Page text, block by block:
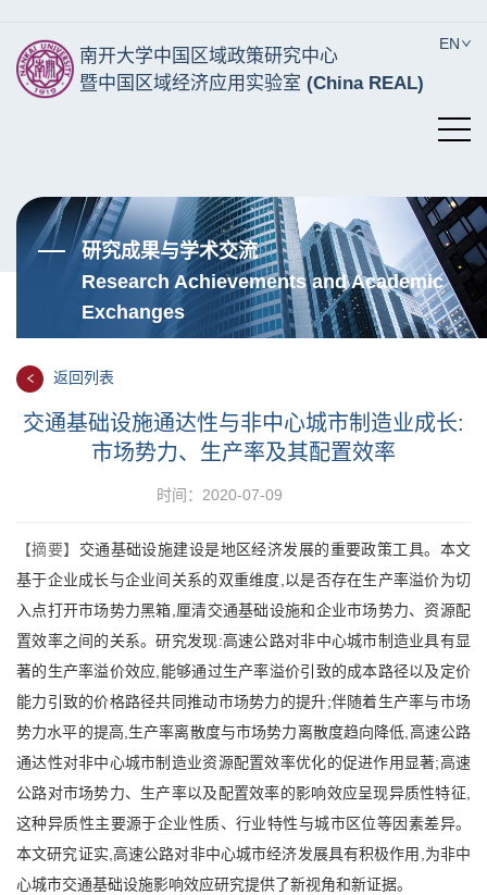
EN
南开大学中国区域政策研究中心
暨中国区域经济应用实验室(China REAL)
研究成果与学术交流
Research Achievements and Academic
Exchanges
返回列表
交通基础设施通达性与非中心城市制造业成长:
市场势力、生产率及其配置效率
时间：2020-07-09
【摘要】 交通基础设施建设是地区经济发展的重要政策工具。本文
基于企业成长与企业间关系的双重维度,以是否存在生产率溢价为切
入点打开市场势力黑箱,厘清交通基础设施和企业市场势力、资源配
置效率之间的关系。研究发现:高速公路对非中心城市制造业具有显
著的生产率溢价效应,能够通过生产率溢价引致的成本路径以及定价
能力引致的价格路径共同推动市场势力的提升;伴随着生产率与市场
势力水平的提高,生产率离散度与市场势力离散度趋向降低,高速公路
通达性对非中心城市制造业资源配置效率优化的促进作用显著;高速
公路对市场势力、生产率以及配置效率的影响效应呈现异质性特征,
这种异质性主要源于企业性质、行业特性与城市区位等因素差异。
本文研究证实,高速公路对非中心城市经济发展具有积极作用,为非中
心城市交通基础设施影响效应研究提供了新视角和新证据。